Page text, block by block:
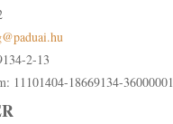
2-13
11101404-18669134-36000001